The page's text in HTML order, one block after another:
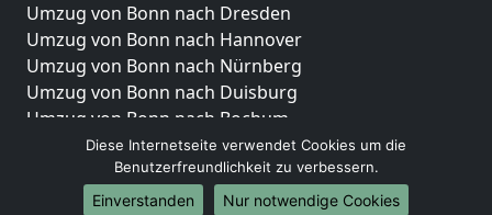
Umzug von Bonn nach Dresden
Umzug von Bonn nach Hannover
Umzug von Bonn nach Nürnberg
Umzug von Bonn nach Duisburg
Umzug von Bonn nach Bochum
Umzug von Bonn nach Wuppertal
Umzug von Bonn nach Bielefeld
Umzug von Bonn nach Bonn
Diese Internetseite verwendet Cookies um die
Benutzerfreundlichkeit zu verbessern.
Einverstanden
Nur notwendige Cookies